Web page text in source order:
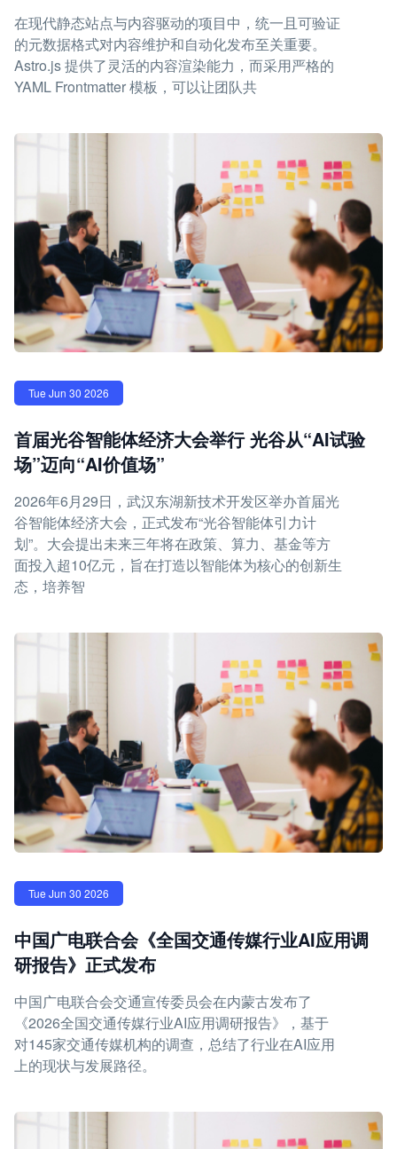
在现代静态站点与内容驱动的项目中，统一且可验证
的元数据格式对内容维护和自动化发布至关重要。
Astro.js 提供了灵活的内容渲染能力，而采用严格的
YAML Frontmatter 模板，可以让团队共
Tue Jun 30 2026
首届光谷智能体经济大会举行 光谷从“AI试验
场”迈向“AI价值场”
2026年6月29日，武汉东湖新技术开发区举办首届光
谷智能体经济大会，正式发布“光谷智能体引力计
划”。大会提出未来三年将在政策、算力、基金等方
面投入超10亿元，旨在打造以智能体为核心的创新生
态，培养智
Tue Jun 30 2026
中国广电联合会《全国交通传媒行业AI应用调
研报告》正式发布
中国广电联合会交通宣传委员会在内蒙古发布了
《2026全国交通传媒行业AI应用调研报告》，基于
对145家交通传媒机构的调查，总结了行业在AI应用
上的现状与发展路径。